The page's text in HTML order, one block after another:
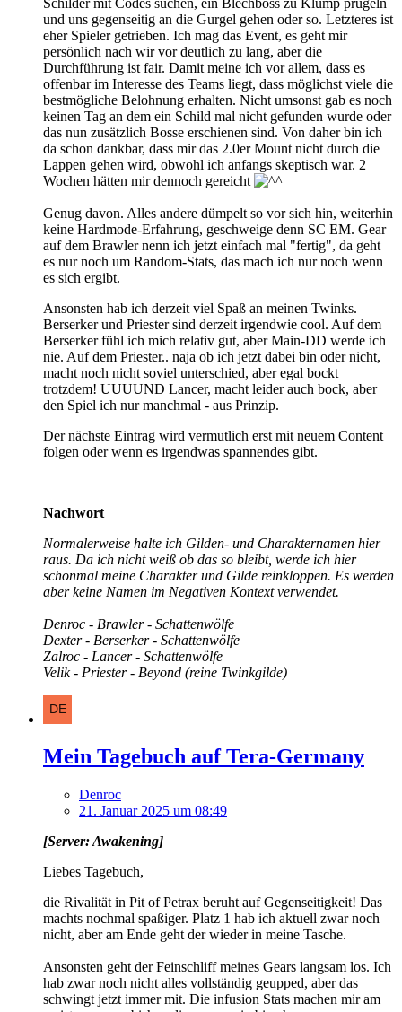
und uns gegenseitig an die Gurgel gehen oder so. Letzteres ist
eher Spieler getrieben. Ich mag das Event, es geht mir
persönlich nach wir vor deutlich zu lang, aber die
Durchführung ist fair. Damit meine ich vor allem, dass es
offenbar im Interesse des Teams liegt, dass möglichst viele die
bestmögliche Belohnung erhalten. Nicht umsonst gab es noch
keinen Tag an dem ein Schild mal nicht gefunden wurde oder
das nun zusätzlich Bosse erschienen sind. Von daher bin ich
da schon dankbar, dass mir das 2.0er Mount nicht durch die
Lappen gehen wird, obwohl ich anfangs skeptisch war. 2
Wochen hätten mir dennoch gereicht
Genug davon. Alles andere dümpelt so vor sich hin, weiterhin
keine Hardmode-Erfahrung, geschweige denn SC EM. Gear
auf dem Brawler nenn ich jetzt einfach mal "fertig", da geht
es nur noch um Random-Stats, das mach ich nur noch wenn
es sich ergibt.
Ansonsten hab ich derzeit viel Spaß an meinen Twinks.
Berserker und Priester sind derzeit irgendwie cool. Auf dem
Berserker fühl ich mich relativ gut, aber Main-DD werde ich
nie. Auf dem Priester.. naja ob ich jetzt dabei bin oder nicht,
macht noch nicht soviel unterschied, aber egal bockt
trotzdem! UUUUND Lancer, macht leider auch bock, aber
den Spiel ich nur manchmal - aus Prinzip.
Der nächste Eintrag wird vermutlich erst mit neuem Content
folgen oder wenn es irgendwas spannendes gibt.
Nachwort
Normalerweise halte ich Gilden- und Charakternamen hier
raus. Da ich nicht weiß ob das so bleibt, werde ich hier
schonmal meine Charakter und Gilde reinkloppen. Es werden
aber keine Namen im Negativen Kontext verwendet.
Denroc - Brawler - Schattenwölfe
Dexter - Berserker - Schattenwölfe
Zalroc - Lancer - Schattenwölfe
Velik - Priester - Beyond (reine Twinkgilde)
Mein Tagebuch auf Tera-Germany
Denroc
21. Januar 2025 um 08:49
[Server: Awakening]
Liebes Tagebuch,
die Rivalität in Pit of Petrax beruht auf Gegenseitigkeit! Das
machts nochmal spaßiger. Platz 1 hab ich aktuell zwar noch
nicht, aber am Ende geht der wieder in meine Tasche.
Ansonsten geht der Feinschliff meines Gears langsam los. Ich
hab zwar noch nicht alles vollständig geupped, aber das
schwingt jetzt immer mit. Die infusion Stats machen mir am